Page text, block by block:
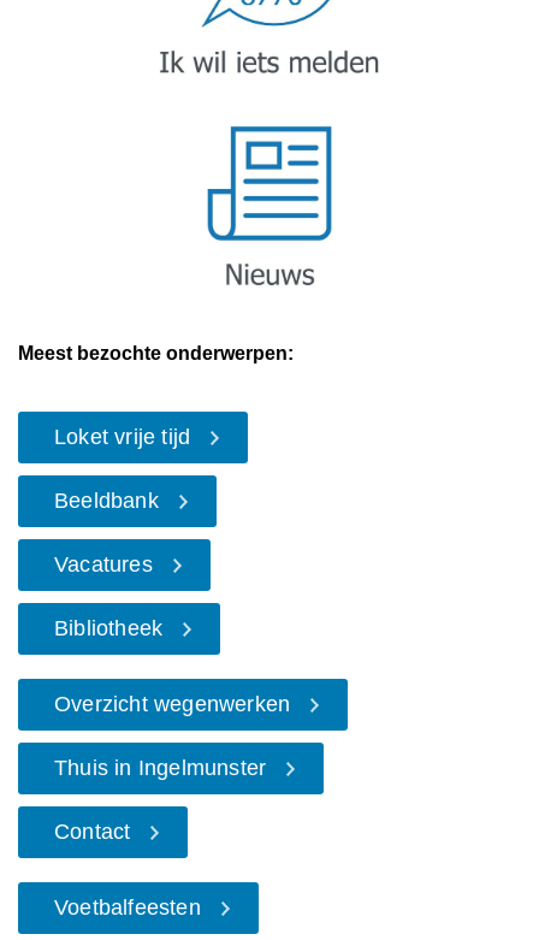
Meest bezochte onderwerpen:
Loket vrije tijd
Beeldbank
Vacatures
Bibliotheek
Overzicht wegenwerken
Thuis in Ingelmunster
Contact
Voetbalfeesten